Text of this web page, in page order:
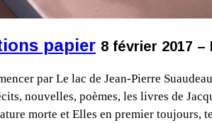
papier 8 février 2017 –
par Le lac de Jean-Pierre
nouvelles, poèmes, les livres de
morte et Elles en premier toujours,